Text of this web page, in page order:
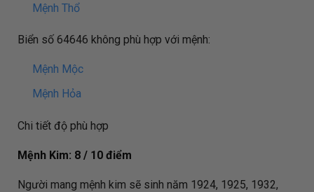
Mệnh Thổ
Biển số 64646 không phù hợp với mệnh:
Mệnh Mộc
Mệnh Hỏa
Chi tiết độ phù hợp
Mệnh Kim: 8 / 10 điểm
Người mang mệnh kim sẽ sinh năm 1924, 1925, 1932,